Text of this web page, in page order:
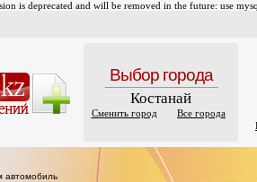
is deprecated and will be removed in the future: use
Выбор города
Костанай
Сменить город
Все города
автомобиль